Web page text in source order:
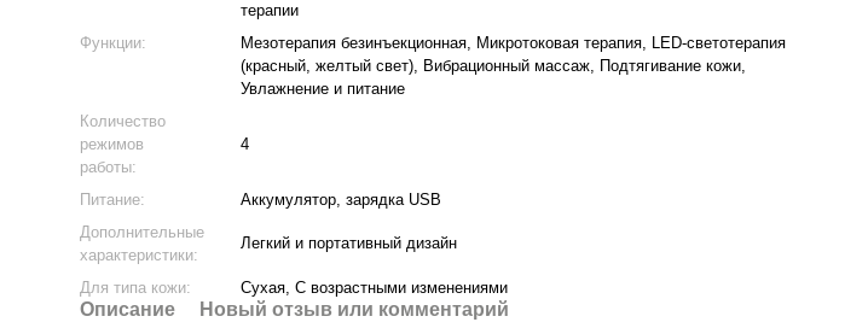
терапии
Функции:
Мезотерапия безинъекционная, Микротоковая терапия, LED-светотерапия
(красный, желтый свет), Вибрационный массаж, Подтягивание кожи,
Увлажнение и питание
Количество
режимов
работы:
4
Питание:
Аккумулятор, зарядка USB
Дополнительные
характеристики:
Легкий и портативный дизайн
Для типа кожи: Сухая, С возрастными изменениями
Описание Новый отзыв или комментарий